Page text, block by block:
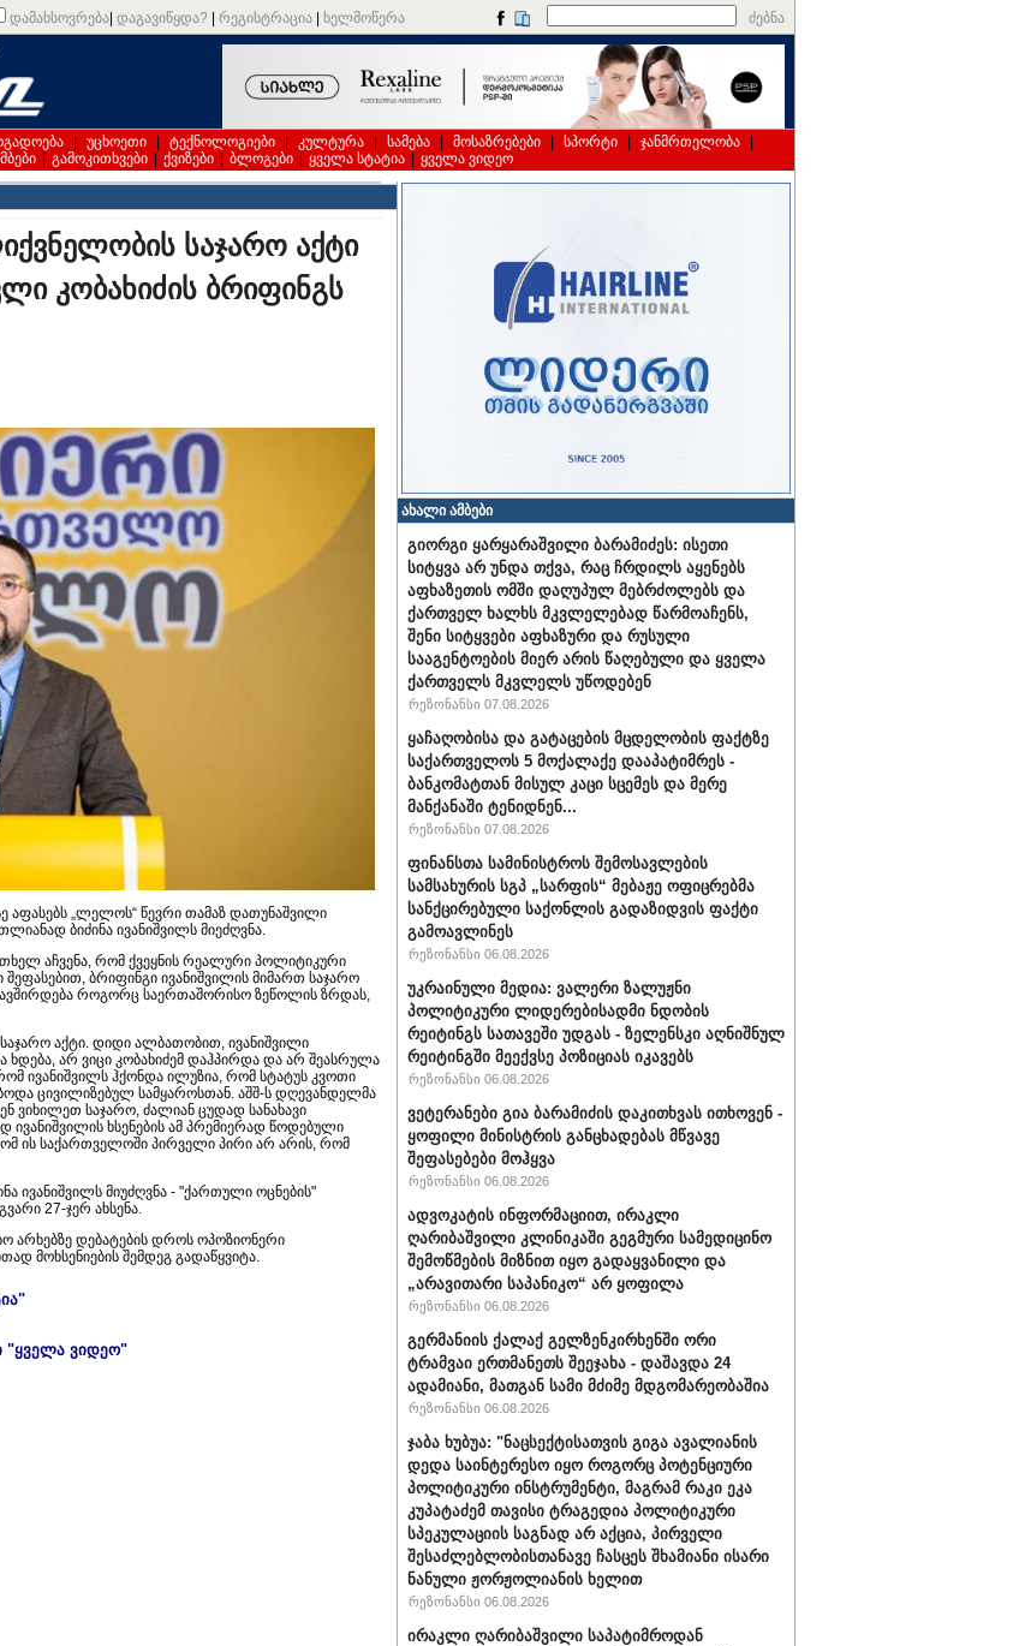
დამახსოვრება დაგავიწყდა? რეგისტრაცია ხელმოწერა ძებნა
უცხოეთი ტექნოლოგიები კულტურა სამება მოსაზრებები სპორტი ჯანმრთელობა
გამოკითხვები ქვიზები ბლოგები ყველა სტატია ყველა ვიდეო
საჯარო აქტი
კობახიძის ბრიფინგს
აფასებს „ლელოს“ წევრი თამაზ დათუნაშვილი
ბიძინა ივანიშვილს მიეძღვნა.
აჩვენა, რომ ქვეყნის რეალური პოლიტიკური
ბრიფინგი ივანიშვილის მიმართ საჯარო
როგორც საერთაშორისო ზეწოლის ზრდას,
აქტი. დიდი ალბათობით, ივანიშვილი
არ ვიცი კობახიძემ დაჰპირდა და არ შეასრულა
ივანიშვილს ჰქონდა ილუზია, რომ სტატუს კვოთი
ცივილიზებულ სამყაროსთან. აშშ-ს დღევანდელმა
ვიხილეთ საჯარო, ძალიან ცუდად სანახავი
ხსენების ამ პრემიერად წოდებული
ის საქართველოში პირველი პირი არ არის, რომ
ივანიშვილს მიუძღვნა - "ქართული ოცნების"
27-ჯერ ახსენა.
არხებზე დებატების დროს ოპოზიონერი
მოხსენიების შემდეგ გადაწყვიტა.
"ყველა ვიდეო"
ახალი ამბები
გიორგი ყარყარაშვილი ბარამიძეს: ისეთი
სიტყვა არ უნდა თქვა, რაც ჩრდილს აყენებს
აფხაზეთის ომში დაღუპულ მებრძოლებს და
ქართველ ხალხს მკვლელებად წარმოაჩენს,
შენი სიტყვები აფხაზური და რუსული
სააგენტოების მიერ არის წაღებული და ყველა
ქართველს მკვლელს უწოდებენ
რეზონანსი 07.08.2026
ყაჩაღობისა და გატაცების მცდელობის ფაქტზე
საქართველოს 5 მოქალაქე დააპატიმრეს -
ბანკომატთან მისულ კაცი სცემეს და მერე
მანქანაში ტენიდნენ...
რეზონანსი 07.08.2026
ფინანსთა სამინისტროს შემოსავლების
სამსახურის სგპ „სარფის“ მებაჟე ოფიცრებმა
სანქცირებული საქონლის გადაზიდვის ფაქტი
გამოავლინეს
რეზონანსი 06.08.2026
უკრაინული მედია: ვალერი ზალუჟნი
პოლიტიკური ლიდერებისადმი ნდობის
რეიტინგს სათავეში უდგას - ზელენსკი აღნიშნულ
რეიტინგში მეექვსე პოზიციას იკავებს
რეზონანსი 06.08.2026
ვეტერანები გია ბარამიძის დაკითხვას ითხოვენ -
ყოფილი მინისტრის განცხადებას მწვავე
შეფასებები მოჰყვა
რეზონანსი 06.08.2026
ადვოკატის ინფორმაციით, ირაკლი
ღარიბაშვილი კლინიკაში გეგმური სამედიცინო
შემოწმების მიზნით იყო გადაყვანილი და
„არავითარი საპანიკო“ არ ყოფილა
რეზონანსი 06.08.2026
გერმანიის ქალაქ გელზენკირხენში ორი
ტრამვაი ერთმანეთს შეეჯახა - დაშავდა 24
ადამიანი, მათგან სამი მძიმე მდგომარეობაშია
რეზონანსი 06.08.2026
ჯაბა ხუბუა: "ნაცსექტისათვის გიგა ავალიანის
დედა საინტერესო იყო როგორც პოტენციური
პოლიტიკური ინსტრუმენტი, მაგრამ რაკი ეკა
კუპატაძემ თავისი ტრაგედია პოლიტიკური
სპეკულაციის საგნად არ აქცია, პირველი
შესაძლებლობისთანავე ჩასცეს შხამიანი ისარი
ნანული ჟორჟოლიანის ხელით
რეზონანსი 06.08.2026
ირაკლი ღარიბაშვილი საპატიმროდან